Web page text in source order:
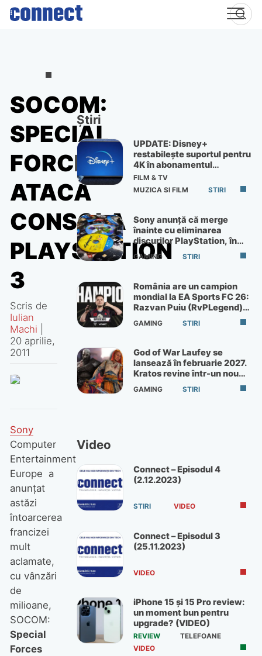
Skip
SOCOM:
SPECIAL
FORCES
ATACĂ
CONSOLA
PLAYSTATION
3
Scris de
Iulian
Machi
20 aprilie,
2011
Sony
Computer
Entertainment
Europe a
anunţat
astăzi
întoarcerea
francizei
mult
aclamate,
cu vânzări
de
milioane,
SOCOM:
Special
Forces
Știri
UPDATE: Disney+
restabilește suportul pentru
4K în abonamentul
Premium
FILM & TV
MUZICA SI FILM
STIRI
Sony anunță că merge
înainte cu eliminarea
discurilor PlayStation, în
ciuda protestelor
GAMING STIRI
România are un campion
mondial la EA Sports FC 26:
Razvan Puiu (RvPLegend)
câștigă turneul de la Paris
GAMING STIRI
God of War Laufey se
lansează în februarie 2027.
Kratos revine într-un nou
God of War
GAMING STIRI
Video
Connect – Episodul 4
(2.12.2023)
STIRI VIDEO
Connect – Episodul 3
(25.11.2023)
VIDEO
iPhone 15 și 15 Pro review:
un moment bun pentru
upgrade? (VIDEO)
REVIEW
TELEFOANE
VIDEO